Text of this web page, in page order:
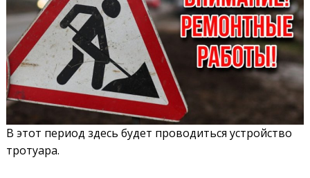
В этот период здесь будет проводиться устройство
тротуара.